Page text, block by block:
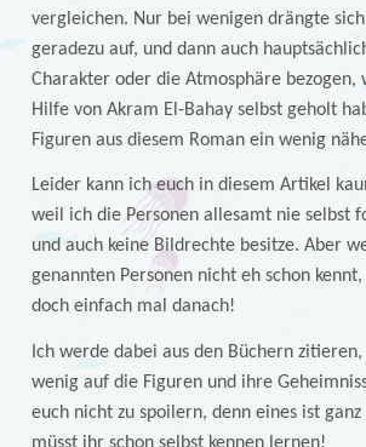
vergleichen. Nur bei wenigen drängte
geradezu auf, und dann auch
Charakter oder die Atmosphäre bezogen,
Hilfe von Akram El-Bahay selbst geholt
Figuren aus diesem Roman ein wenig
Leider kann ich euch in diesem Artikel
weil ich die Personen allesamt nie selbst
und auch keine Bildrechte besitze. Aber
genannten Personen nicht eh schon
doch einfach mal danach!
Ich werde dabei aus den Büchern
wenig auf die Figuren und ihre
euch nicht zu spoilern, denn eines ist